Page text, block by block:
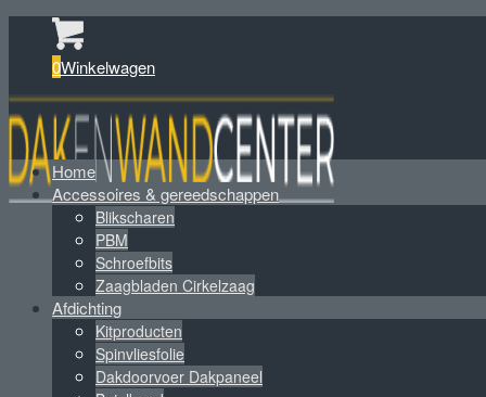
0Winkelwagen
Home
Accessoires & gereedschappen
Blikscharen
PBM
Schroefbits
Zaagbladen Cirkelzaag
Afdichting
Kitproducten
Spinvliesfolie
Dakdoorvoer Dakpaneel